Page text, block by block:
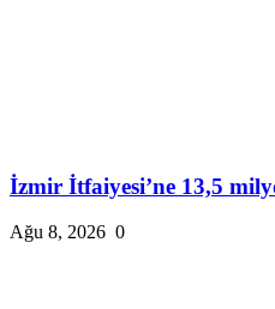
İzmir İtfaiyesi’ne 13,5
Ağu 8, 2026 0